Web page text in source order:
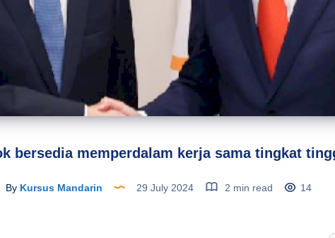
bersedia memperdalam kerja sama tingkat
ByKursus Mandarin 29 July 2024 2 min read 14